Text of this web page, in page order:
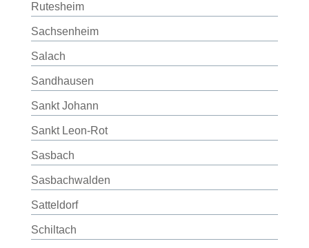
Rutesheim
Sachsenheim
Salach
Sandhausen
Sankt Johann
Sankt Leon-Rot
Sasbach
Sasbachwalden
Satteldorf
Schiltach